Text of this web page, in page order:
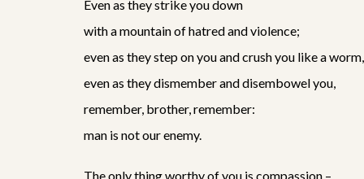
Even as they strike you down
with a mountain of hatred and violence;
even as they step on you and crush you like a worm,
even as they dismember and disembowel you,
remember, brother, remember:
man is not our enemy.
The only thing worthy of you is compassion –